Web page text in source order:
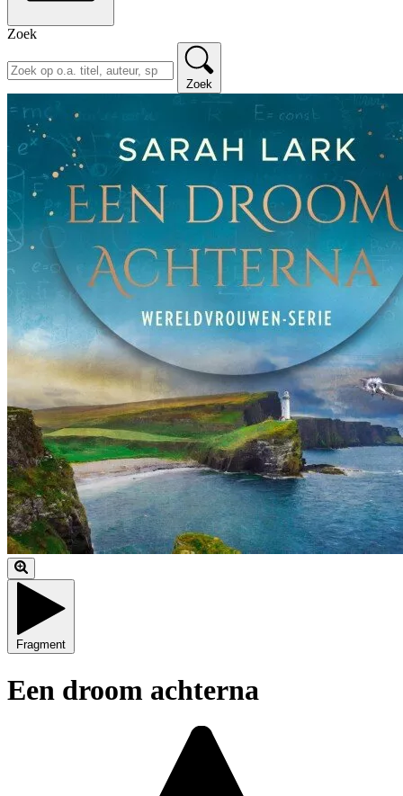
Zoek
Zoek
Fragment
Een droom achterna